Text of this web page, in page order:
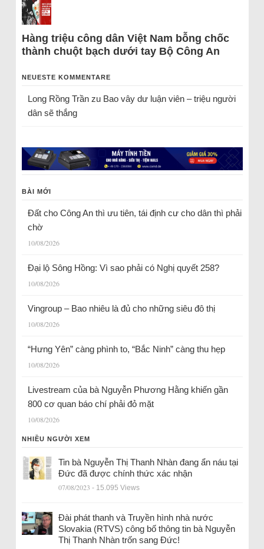
Hàng triệu công dân Việt Nam bỗng chốc
thành chuột bạch dưới tay Bộ Công An
NEUESTE KOMMENTARE
Long Rồng Trầnzu Bao vây dư luận viên – triệu người
dân sẽ thắng
BÀI MỚI
Đất cho Công An thì ưu tiên, tái định cư cho dân thì phải
chờ
10/08/2026
Đại lộ Sông Hồng: Vì sao phải có Nghị quyết 258?
10/08/2026
Vingroup – Bao nhiêu là đủ cho những siêu đô thị
10/08/2026
“Hưng Yên” càng phình to, “Bắc Ninh” càng thu hẹp
10/08/2026
Livestream của bà Nguyễn Phương Hằng khiến gần
800 cơ quan báo chí phải đỏ mặt
10/08/2026
NHIỀU NGƯỜI XEM
Tin bà Nguyễn Thị Thanh Nhàn đang ẩn náu tại
Đức đã được chính thức xác nhận
07/08/2023 - 15.095 Views
Đài phát thanh và Truyền hình nhà nước
Slovakia (RTVS) công bố thông tin bà Nguyễn
Thị Thanh Nhàn trốn sang Đức!